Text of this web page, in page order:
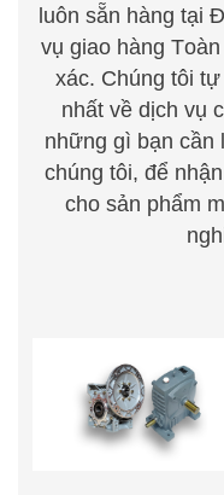
luôn sẵn hàng tại
vụ giao hàngT
xác. Chúngtôi tự
nhất về dịch vụ
những gì bạn cần
chúngtôi, để
cho sản phẩm
HỘP GIẢM TỐC
VÍT BÁNH VÍT